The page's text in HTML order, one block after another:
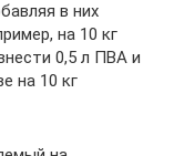
в них
на 10 кг
0,5 л ПВА и
на 10 кг